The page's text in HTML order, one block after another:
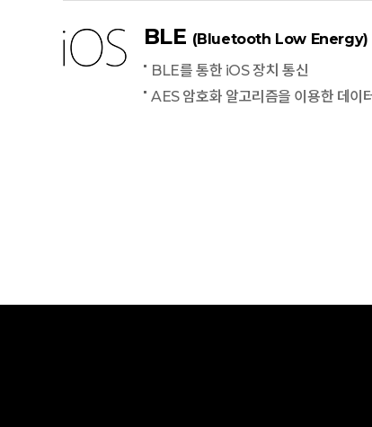
BLE (Bluetooth Low Energy)
BLE를 통한 iOS 장치 통신
AES 암호화 알고리즘을 이용한 데이